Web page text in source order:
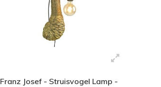
Franz Josef - Struisvogel Lamp -